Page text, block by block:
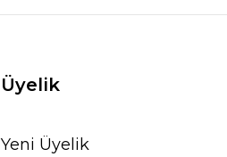
Üyelik
Yeni Üyelik